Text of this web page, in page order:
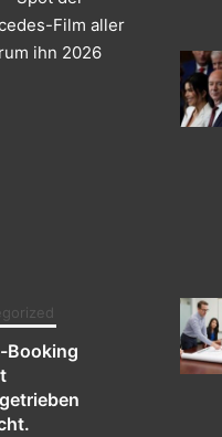
Film aller
ihn 2026
Booking